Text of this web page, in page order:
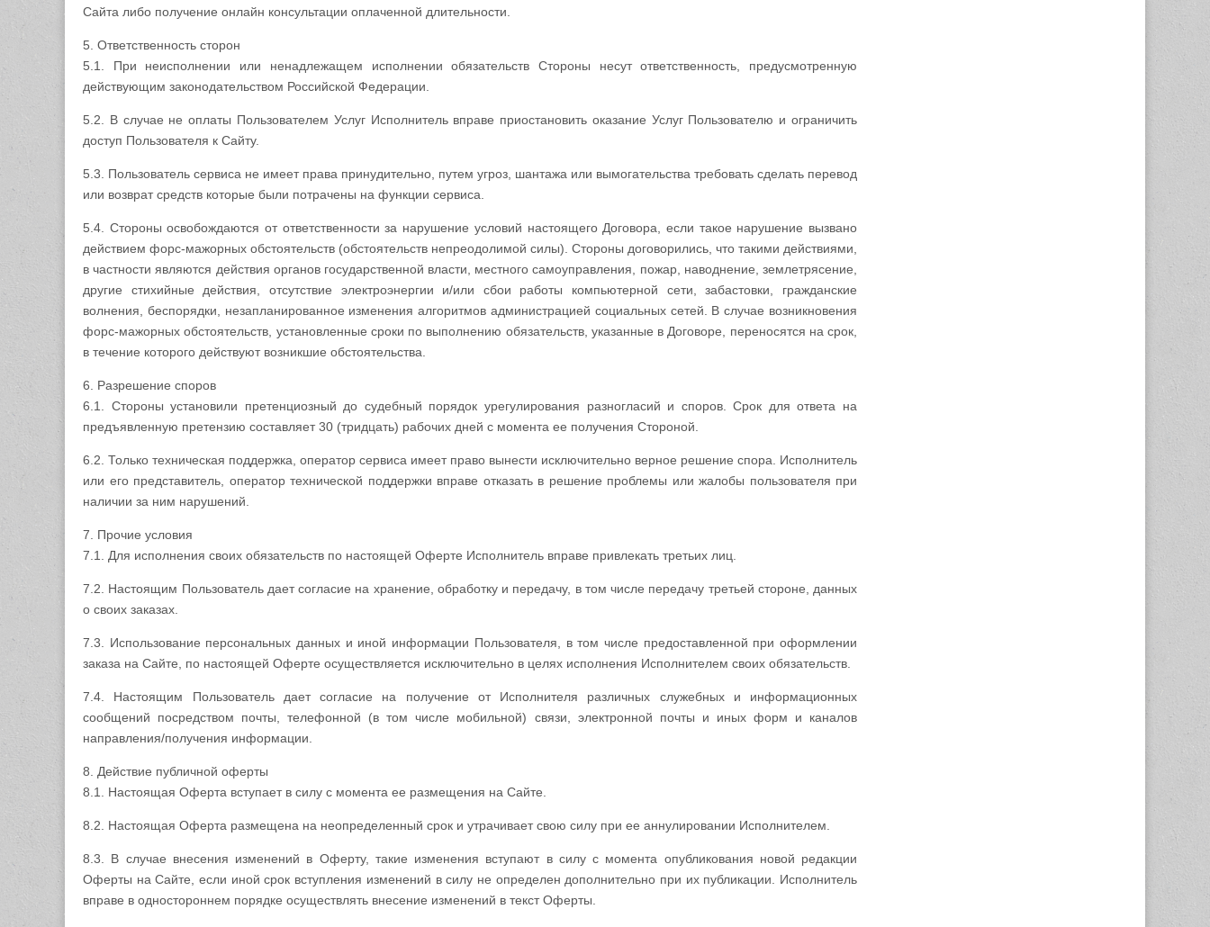
Сайта либо получение онлайн консультации оплаченной длительности.
5. Ответственность сторон
5.1. При неисполнении или ненадлежащем исполнении обязательств Стороны несут ответственность, предусмотренную
действующим законодательством Российской Федерации.
5.2. В случае не оплаты Пользователем Услуг Исполнитель вправе приостановить оказание Услуг Пользователю и ограничить
доступ Пользователя к Сайту.
5.3. Пользователь сервиса не имеет права принудительно, путем угроз, шантажа или вымогательства требовать сделать перевод
или возврат средств которые были потрачены на функции сервиса.
5.4. Стороны освобождаются от ответственности за нарушение условий настоящего Договора, если такое нарушение вызвано
действием форс-мажорных обстоятельств (обстоятельств непреодолимой силы). Стороны договорились, что такими действиями,
в частности являются действия органов государственной власти, местного самоуправления, пожар, наводнение, землетрясение,
другие стихийные действия, отсутствие электроэнергии и/или сбои работы компьютерной сети, забастовки, гражданские
волнения, беспорядки, незапланированное изменения алгоритмов администрацией социальных сетей. В случае возникновения
форс-мажорных обстоятельств, установленные сроки по выполнению обязательств, указанные в Договоре, переносятся на срок,
в течение которого действуют возникшие обстоятельства.
6. Разрешение споров
6.1. Стороны установили претенциозный до судебный порядок урегулирования разногласий и споров. Срок для ответа на
предъявленную претензию составляет 30 (тридцать) рабочих дней с момента ее получения Стороной.
6.2. Только техническая поддержка, оператор сервиса имеет право вынести исключительно верное решение спора. Исполнитель
или его представитель, оператор технической поддержки вправе отказать в решение проблемы или жалобы пользователя при
наличии за ним нарушений.
7. Прочие условия
7.1. Для исполнения своих обязательств по настоящей Оферте Исполнитель вправе привлекать третьих лиц.
7.2. Настоящим Пользователь дает согласие на хранение, обработку и передачу, в том числе передачу третьей стороне, данных
о своих заказах.
7.3. Использование персональных данных и иной информации Пользователя, в том числе предоставленной при оформлении
заказа на Сайте, по настоящей Оферте осуществляется исключительно в целях исполнения Исполнителем своих обязательств.
7.4. Настоящим Пользователь дает согласие на получение от Исполнителя различных служебных и информационных
сообщений посредством почты, телефонной (в том числе мобильной) связи, электронной почты и иных форм и каналов
направления/получения информации.
8. Действие публичной оферты
8.1. Настоящая Оферта вступает в силу с момента ее размещения на Сайте.
8.2. Настоящая Оферта размещена на неопределенный срок и утрачивает свою силу при ее аннулировании Исполнителем.
8.3. В случае внесения изменений в Оферту, такие изменения вступают в силу с момента опубликования новой редакции
Оферты на Сайте, если иной срок вступления изменений в силу не определен дополнительно при их публикации. Исполнитель
вправе в одностороннем порядке осуществлять внесение изменений в текст Оферты.